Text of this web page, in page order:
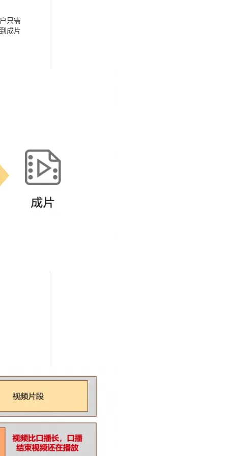
只需
成片